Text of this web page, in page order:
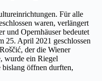
Für alle
waren, verlängert
und Opernhäuser bedeutet
25. April 2021 geschlossen
der die Wiener
wurde ein Riegel
bislang öffnen durften,